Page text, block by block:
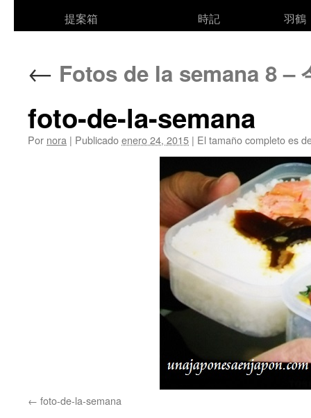
提案箱
時記
羽鶴
← Fotos de la semana 8 –
foto-de-la-semana
Por nora | Publicadoenero 24, 2015 | El tamaño completo es
foto-de-la-semana